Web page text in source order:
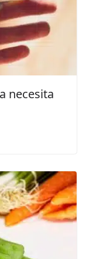
necesita